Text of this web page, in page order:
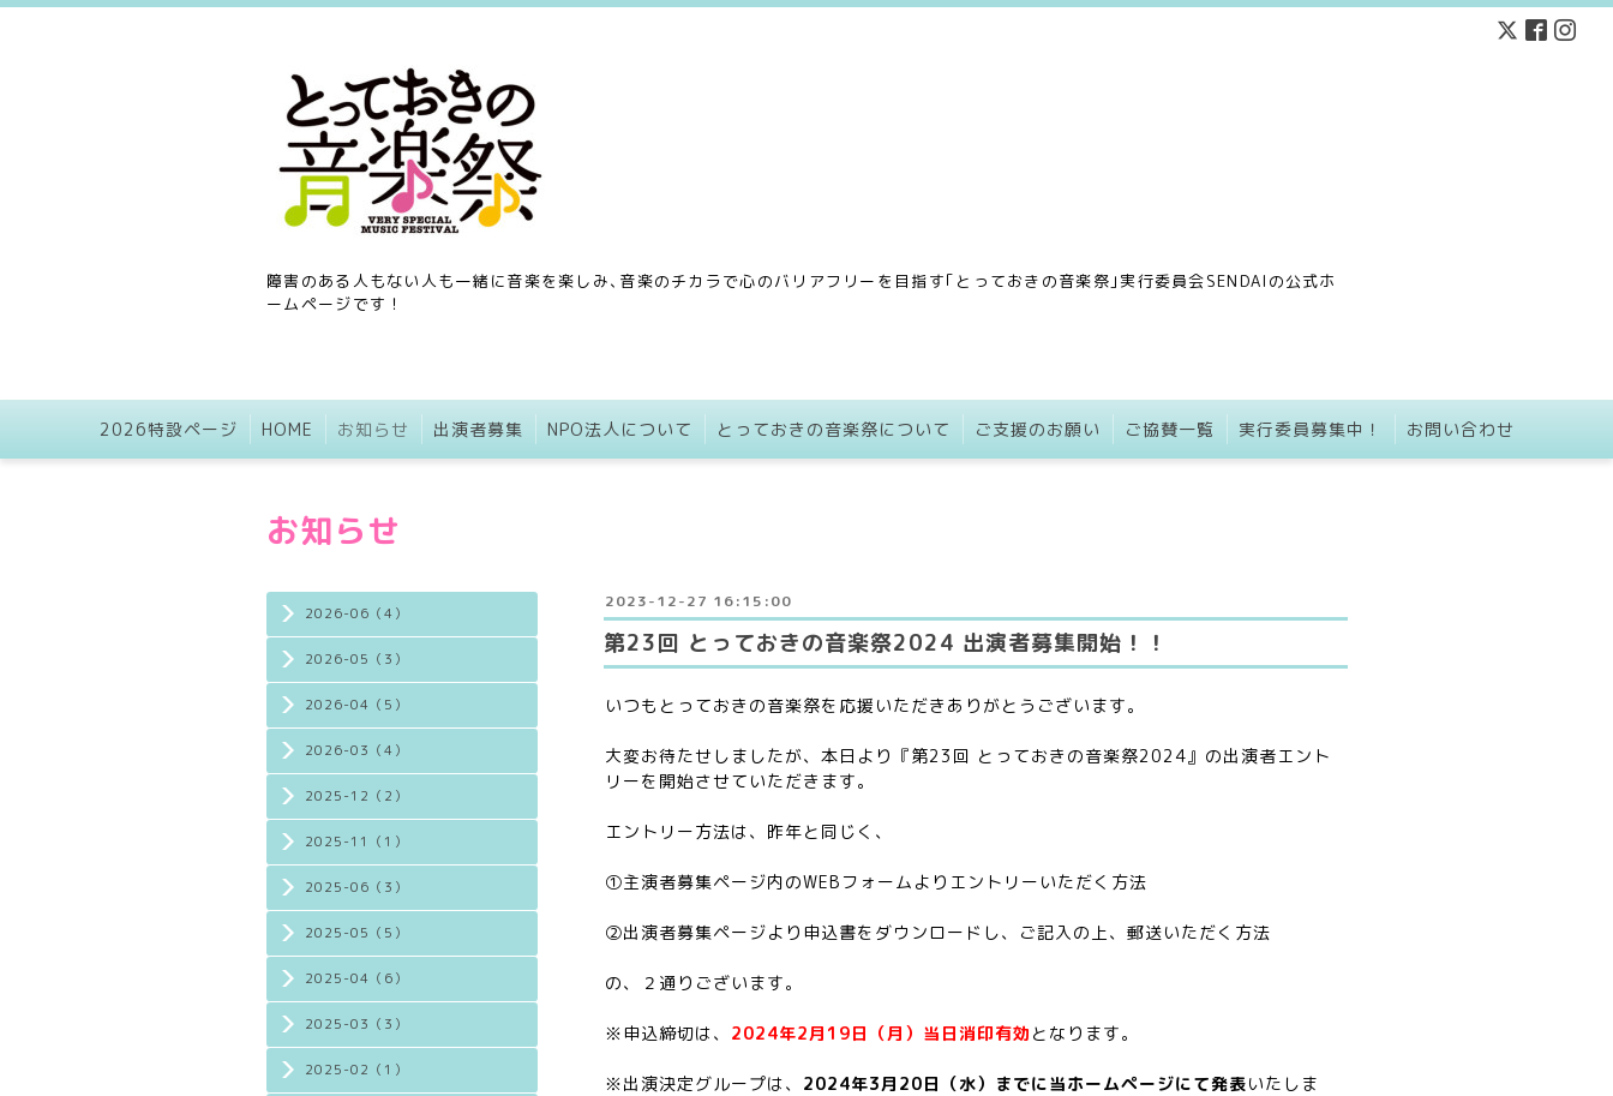
障害のある人もない人も一緒に音楽を楽しみ､音楽のチカラで心のバリアフリーを目指す｢とっておきの音楽祭｣実行委員会SENDAIの公式ホ
ームページです！
2026特設ページ HOME お知らせ 出演者募集 NPO法人について とっておきの音楽祭について ご支援のお願い ご協賛一覧 実行委員募集中！ お問い合わせ
2026-06（4）
2026-05（3）
2026-04（5）
2026-03（4）
2025-12（2）
2025-11（1）
2025-06（3）
2025-05（5）
2025-04（6）
2025-03（3）
2025-02（1）
お知らせ
2023-12-27 16:15:00
第23回 とっておきの音楽祭2024 出演者募集開始！！
いつもとっておきの音楽祭を応援いただきありがとうございます。
大変お待たせしましたが、本日より『第23回 とっておきの音楽祭2024』の出演者エント
リーを開始させていただきます。
エントリー方法は、昨年と同じく、
①主演者募集ページ内のWEBフォームよりエントリーいただく方法
②出演者募集ページより申込書をダウンロードし、ご記入の上、郵送いただく方法
の、２通りございます。
※申込締切は、 2024年2月19日（月）当日消印有効 となります。
※出演決定グループは、 2024年3月20日（水）までに当ホームページにて発表いたしま